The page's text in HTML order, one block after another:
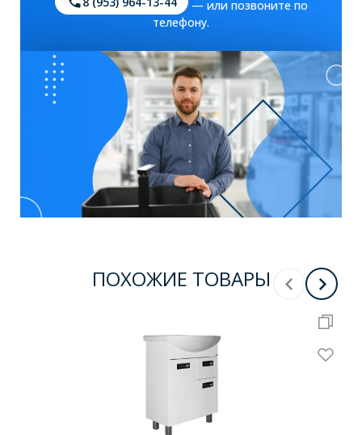
— или позвоните по
телефону.
ПОХОЖИЕ ТОВАРЫ